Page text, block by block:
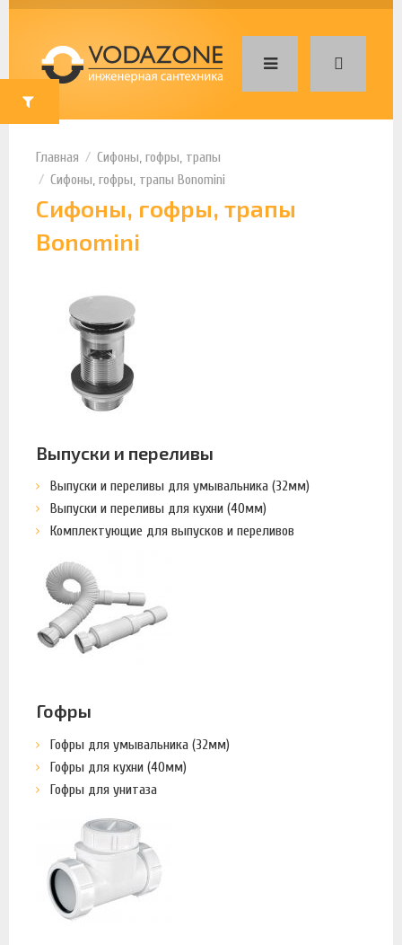
Сифоны, гофры, трапы
Сифоны, гофры, трапы Bonomini
Сифоны, гофры, трапы
Bonomini
Выпуски и переливы
Выпуски и переливы для умывальника (32мм)
Выпуски и переливы для кухни (40мм)
Комплектующие для выпусков и переливов
Гофры
Гофры для умывальника (32мм)
Гофры для кухни (40мм)
Гофры для унитаза